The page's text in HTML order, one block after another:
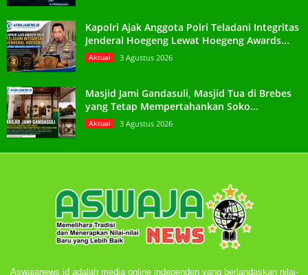
Kapolri Ajak Anggota Polri Teladani Integritas
Jenderal Hoegeng Lewat Hoegeng Awards...
Aktual 3 Agustus 2026
Masjid Jami Gandasuli, Masjid Tua di Brebes
yang Tetap Mempertahankan Soko...
Aktual 3 Agustus 2026
Aswajanews.id adalah media online independen yang berlandaskan nilai-